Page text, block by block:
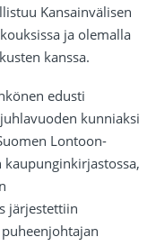
Kansainvälisen
ja olemalla
kanssa.
edusti
kunniaksi
Lontoon-
kaupunginkirjastossa,
järjestettiin